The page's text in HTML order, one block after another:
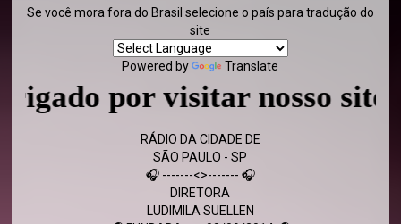
Se você mora fora do Brasil selecione o país para tradução do
site
Powered by Translate
por visitar nosso site -
RÁDIO DA CIDADE DE
SÃO PAULO - SP
🎧 -------<>------- 🎧
DIRETORA
LUDIMILA SUELLEN